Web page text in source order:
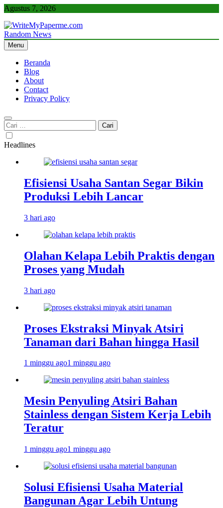
Skip
content
Agustus 7, 2026
WriteMyPaperme.com
Bisnis, Kuliner, Teknologi
Random News
Menu
Beranda
Blog
About
Contact
Privacy Policy
Cari
untuk:
Headlines
Efisiensi Usaha Santan Segar Bikin
Produksi Lebih Lancar
3 hari ago
Olahan Kelapa Lebih Praktis dengan
Proses yang Mudah
3 hari ago
Proses Ekstraksi Minyak Atsiri
Tanaman dari Bahan hingga Hasil
1 minggu ago1 minggu ago
Mesin Penyuling Atsiri Bahan
Stainless dengan Sistem Kerja Lebih
Teratur
1 minggu ago1 minggu ago
Solusi Efisiensi Usaha Material
Bangunan Agar Lebih Untung